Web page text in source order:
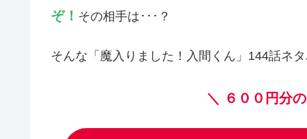
ぞ！ その相手は･･･？
そんな「魔入りました！入間くん」144話ネ
＼ ６００円分